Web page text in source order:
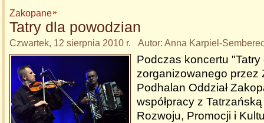
Zakopane
Tatry dla powodzian
Czwartek, 12 sierpnia 2010 r. Autor: Anna Karpiel-
Podczas koncertu
zorganizowanego przez
Podhalan Oddział
współpracy z
Rozwoju, Promocji i